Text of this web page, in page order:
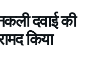
दवाई की
किया